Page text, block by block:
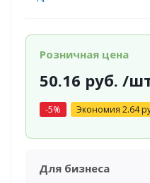
Розничная цена
50.16 руб. /
-5% Экономия 2.64
Для бизнеса